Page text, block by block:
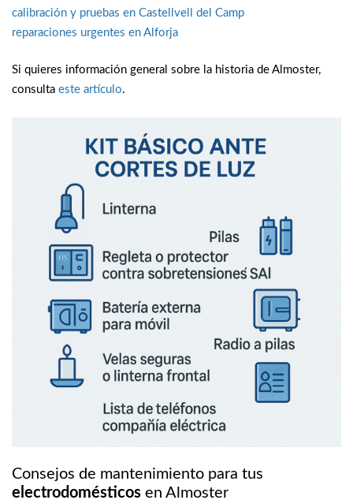
calibración y pruebas en Castellvell del Camp
reparaciones urgentes en Alforja
Si quieres información general sobre la historia de Almoster,
consulta este artículo.
Consejos de mantenimiento para tus
electrodomésticos en Almoster